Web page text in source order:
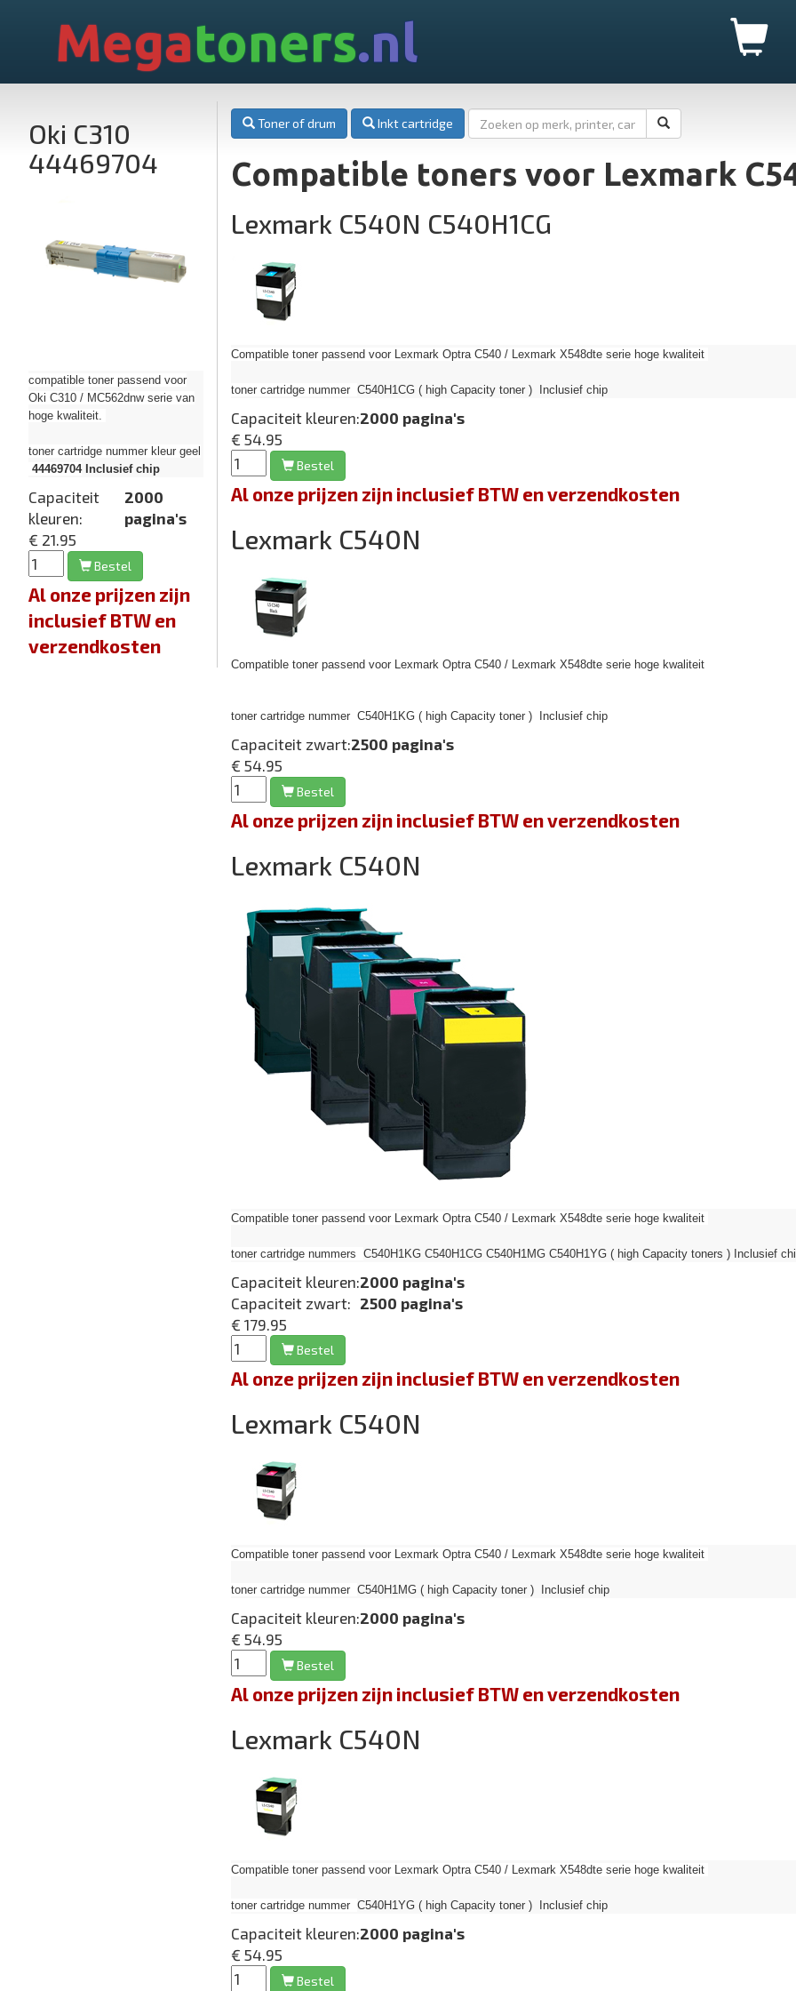
Megatoners.nl
Oki C310
44469704
compatible toner passend voor
Oki C310 / MC562dnw serie van
hoge kwaliteit.
toner cartridge nummer kleur geel
44469704Inclusief chip
Capaciteit
kleuren:
2000
pagina's
€ 21.95
Bestel
Al onze prijzen zijn
inclusief BTW en
verzendkosten
Toner of drum Inkt cartridge
Compatible toners voor Lexmark
Lexmark C540N C540H1CG
Compatible toner passend voor Lexmark Optra C540 / Lexmark X548dte serie hoge kwaliteit
toner cartridge nummerC540H1CG ( high Capacity toner ) Inclusief chip
Capaciteit kleuren:2000 pagina's
€ 54.95
Bestel
Al onze prijzen zijn inclusief BTW en verzendkosten
Lexmark C540N
Compatible toner passend voor Lexmark Optra C540 / Lexmark X548dte serie hoge kwaliteit
toner cartridge nummerC540H1KG ( high Capacity toner ) Inclusief chip
Capaciteit zwart:2500 pagina's
€ 54.95
Bestel
Al onze prijzen zijn inclusief BTW en verzendkosten
Lexmark C540N
Compatible toner passend voor Lexmark Optra C540 / Lexmark X548dte serie hoge kwaliteit
toner cartridge nummersC540H1KG C540H1CG C540H1MG C540H1YG ( high Capacity toners ) Inclusief
Capaciteit kleuren:2000 pagina's
Capaciteit zwart: 2500 pagina's
€ 179.95
Bestel
Al onze prijzen zijn inclusief BTW en verzendkosten
Lexmark C540N
Compatible toner passend voor Lexmark Optra C540 / Lexmark X548dte serie hoge kwaliteit
toner cartridge nummerC540H1MG ( high Capacity toner ) Inclusief chip
Capaciteit kleuren:2000 pagina's
€ 54.95
Bestel
Al onze prijzen zijn inclusief BTW en verzendkosten
Lexmark C540N
Compatible toner passend voor Lexmark Optra C540 / Lexmark X548dte serie hoge kwaliteit
toner cartridge nummerC540H1YG ( high Capacity toner ) Inclusief chip
Capaciteit kleuren:2000 pagina's
€ 54.95
Bestel